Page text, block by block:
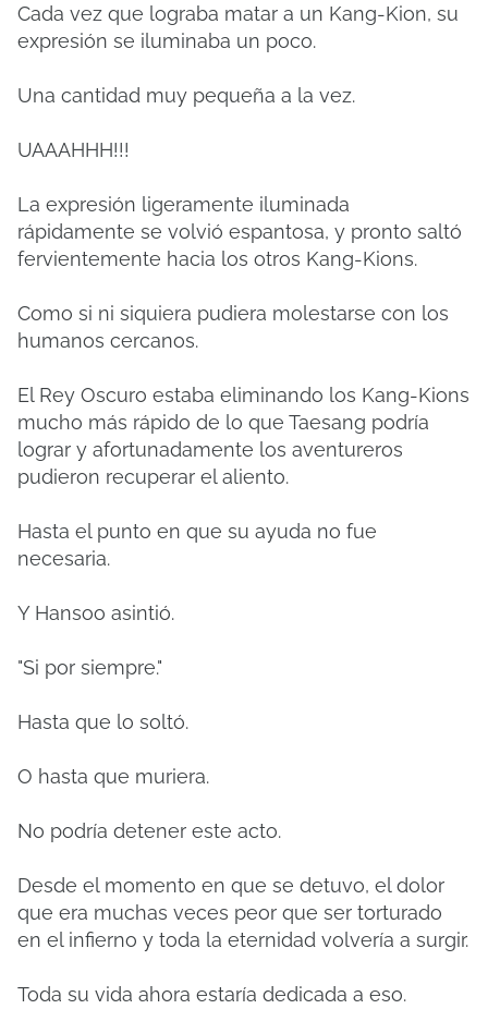
Cada vez que lograba matar a un Kang-Kion, su
expresión se iluminaba un poco.
Una cantidad muy pequeña a la vez.
UAAAHHH!!!
La expresión ligeramente iluminada
rápidamente se volvió espantosa, y pronto saltó
fervientemente hacia los otros Kang-Kions.
Como si ni siquiera pudiera molestarse con los
humanos cercanos.
El Rey Oscuro estaba eliminando los Kang-Kions
mucho más rápido de lo que Taesang podría
lograr y afortunadamente los aventureros
pudieron recuperar el aliento.
Hasta el punto en que su ayuda no fue
necesaria.
Y Hansoo asintió.
"Si por siempre."
Hasta que lo soltó.
O hasta que muriera.
No podría detener este acto.
Desde el momento en que se detuvo, el dolor
que era muchas veces peor que ser torturado
en el infierno y toda la eternidad volvería a surgir.
Toda su vida ahora estaría dedicada a eso.